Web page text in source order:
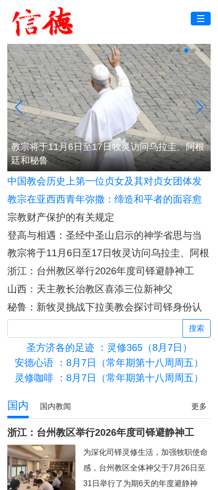
浙江：台州教区举行2026年度司铎避静神工
中国教会历史上第一位贞女及其对贞女团体发
展的深远影响
教宗在亚西西青年弥撒：缔造和平者的面容愈
加肖似基督
宗教财产保护的有关规定
登高与相遇：圣经中圣山启示的神学省思与当
代意义
教宗将于11月6日至17日牧灵访问乌拉圭、阿根
廷和秘鲁
浙江：台州教区举行2026年度司铎避静神工
山西：天主教长治教区喜添三位新神父
秘鲁：新牧灵挑战下拉美教会探讨司铎身份认
同
搜索
圣方济各的足迹 ：灵修365（8月7日）
安德心语 ：8月7日（常年期第十八周周五）
灵修咖啡 ：8月7日（常年期第十八周周五）
更多
国内 国内教闻
浙江：台州教区举行2026年度司铎避静神工
为深化司铎灵修生活，加强牧职使命
感，台州教区全体神父于7月26日至
31日举行了为期6天的年度避静神